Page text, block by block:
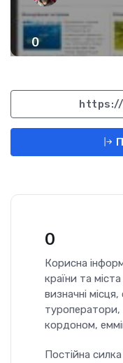
0
0
Корисна
країни та
визначні
туроператори,
кордоном,
Постійна